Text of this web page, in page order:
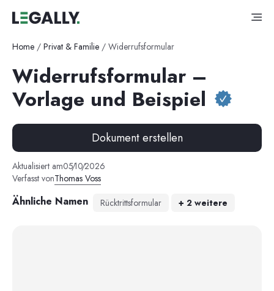
Home / Privat & Familie / Widerrufsformular
Widerrufsformular –
Vorlage und Beispiel
Dokument erstellen
Aktualisiert am05/10/2026
Verfasst vonThomas Voss
Ähnliche Namen Rücktrittsformular + 2 weitere